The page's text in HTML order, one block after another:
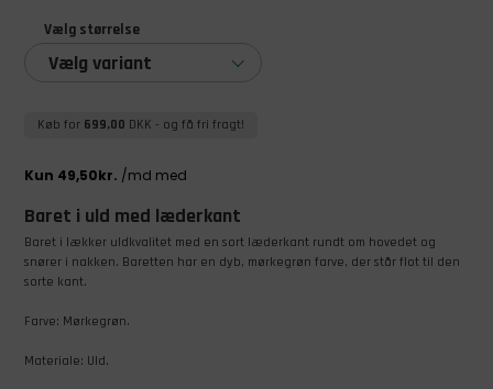
Vælg størrelse
Vælg variant
Køb for 699,00 DKK - og få fri fragt!
Baret i uld med læderkant
Baret i lækker uldkvalitet med en sort læderkant rundt om hovedet og
snører i nakken. Baretten har en dyb, mørkegrøn farve, der står flot til den
sorte kant.
Farve: Mørkegrøn.
Materiale: Uld.